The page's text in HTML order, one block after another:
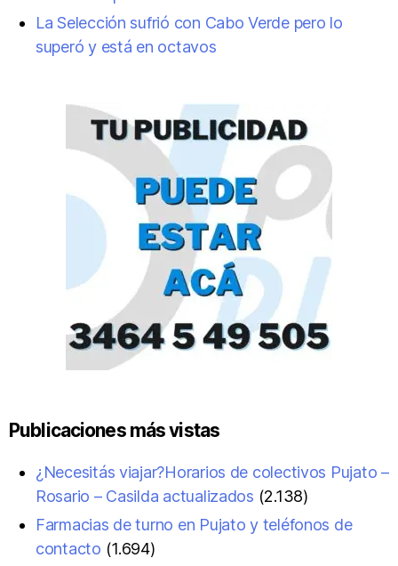
La Selección sufrió con Cabo Verde pero lo
superó y está en octavos
Publicaciones más vistas
¿Necesitás viajar?Horarios de colectivos Pujato –
Rosario – Casilda actualizados (2.138)
Farmacias de turno en Pujato y teléfonos de
contacto (1.694)